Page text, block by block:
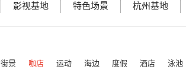
影视基地 特色场景 杭州基地
街景 咖店 运动 海边 度假 酒店 泳池